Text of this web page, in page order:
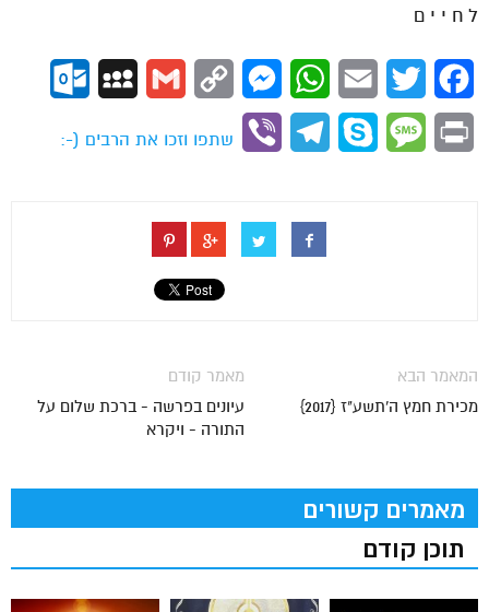
ל ח י י ם
Facebook
Twitter
Email
WhatsApp
Messenger
Copy
Gmail
MySpace
Print
Message
Skype
Telegram
Viber
שתפו וזכו את הרבים (-:
מאמר קודם
עיונים בפרשה - ברכת שלום על
התורה - ויקרא
המאמר הבא
מכירת חמץ ה'תשע"ז {2017}
מאמרים קשורים
תוכן קודם